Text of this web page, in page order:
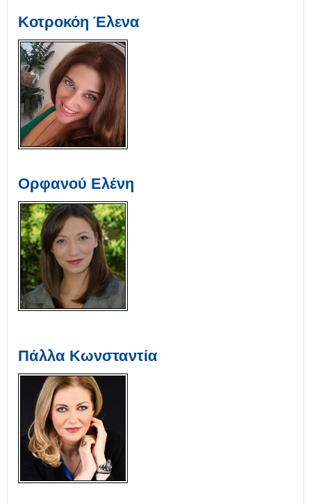
Κοτροκόη Έλενα
Ορφανού Ελένη
Πάλλα Κωνσταντία